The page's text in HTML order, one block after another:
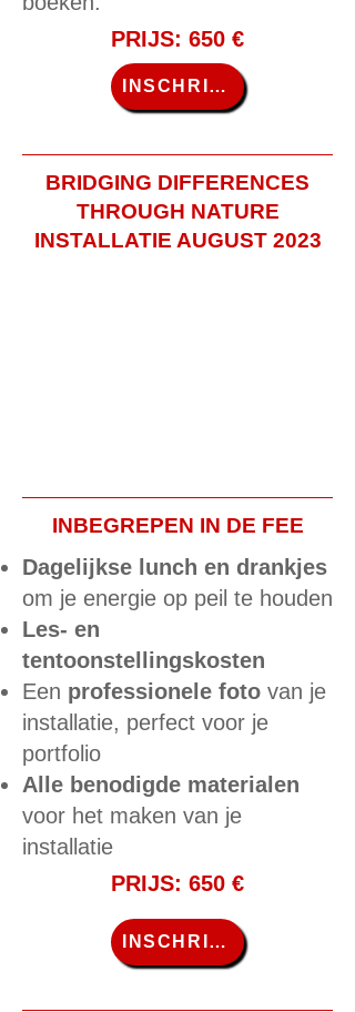
PRIJS: 650 €
INSCHRIJVEN
BRIDGING DIFFERENCES
THROUGH NATURE
INSTALLATIE AUGUST 2023
INBEGREPEN IN DE FEE
Dagelijkse lunch en drankjes
om je energie op peil te houden
Les- en
tentoonstellingskosten
Een professionele foto van je
installatie, perfect voor je
portfolio
Alle benodigde materialen
voor het maken van je
installatie
PRIJS: 650 €
INSCHRIJVEN